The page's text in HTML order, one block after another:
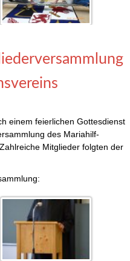
einem feierlichen Gottesdienst
des Mariahilf-
Mitglieder folgten der